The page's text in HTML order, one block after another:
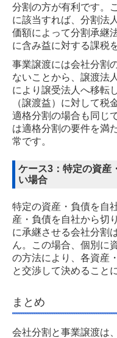
分割の方が有利です。
に該当すれば、分割法
価額によって分割承継
に含み益に対する課税
事業譲渡には会社分割
ないことから、譲渡法
により譲受法人へ移転
（譲渡益）に対して税
適格分割の場合も同じ
は適格分割の要件を満
常です。
ケース3：特定の資産
い場合
特定の資産・負債を自
産・負債を自社から切
に承継させる会社分割
ん。この場合、個別に
の方法により、各資産
と交渉して決めること
まとめ
会社分割と事業譲渡は